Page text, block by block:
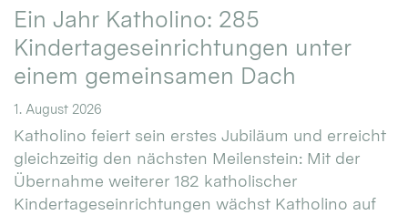
Ein Jahr Katholino: 285
Kindertageseinrichtungen unter
einem gemeinsamen Dach
1. August 2026
Katholino feiert sein erstes Jubiläum und erreicht
gleichzeitig den nächsten Meilenstein: Mit der
Übernahme weiterer 182 katholischer
Kindertageseinrichtungen wächst Katholino auf